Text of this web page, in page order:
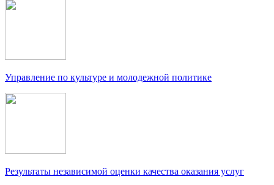
Управление по культуре и молодежной политике
Результаты независимой оценки качества оказания услуг